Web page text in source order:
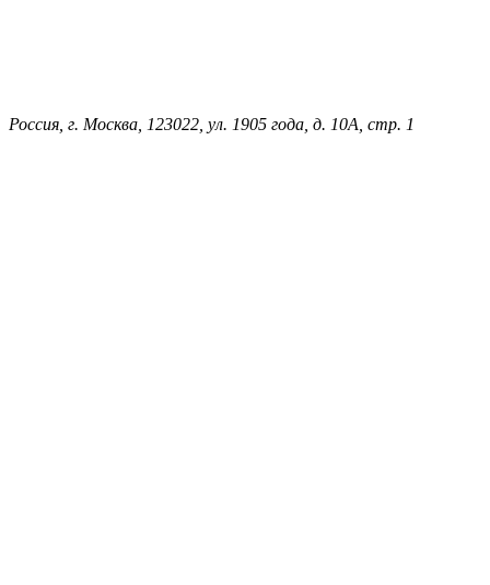
Россия, г. Москва, 123022, ул. 1905 года, д. 10А, стр. 1